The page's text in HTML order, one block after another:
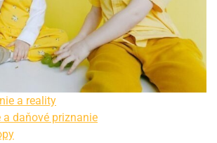
a reality
a daňové priznanie